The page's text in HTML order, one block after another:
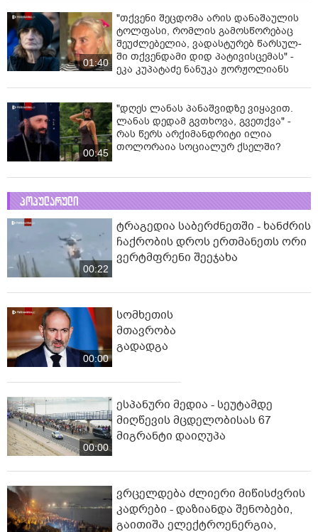
01:40
"თქვენი შეცდომა არის დანაშაულის
ტოლფასი, რომ­ლის გა­მოს­წო­რე­ბაც
შე­უძ­ლე­ბე­ლია, ვა­დას­ტუ­რებ წარ­სულ­
ში თქვენ­და­მი დიდ პა­ტი­ვის­ცე­მას" -
ეკა კუპატაძე ნანუკა ჟორჟოლიანს
00:45
"დღეს ლანას პანაშვიდზე ვიყავით.
ლანას დედამ გვთხოვა, გვეთქვა" -
რას წერს არქიმანდრიტი ილია
თოლორაია სოციალურ ქსელში?
პოპულარული
00:22
ტრაგედია საბერძნეთში - ხანძრის
ჩაქრობის დროს ერთმანეთს ორი
ვერტმფრენი შეეჯახა
00:00
სომხეთის
მთავრობა
გადადგა
00:00
ესპანური მედია - სეუტამდე
მიღწევის მცდელობისას 67
მიგრანტი დაიღუპა
ვრცელდება ძლიერი მიწისძვრის
კადრები - დაზიანდა შენობები,
გაითიშა ელექტროენერგია,